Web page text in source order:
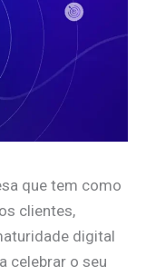
que tem como
clientes,
digital
celebrar o seu